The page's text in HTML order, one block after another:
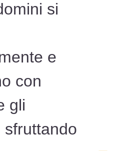
si
e
con
gli
sfruttando